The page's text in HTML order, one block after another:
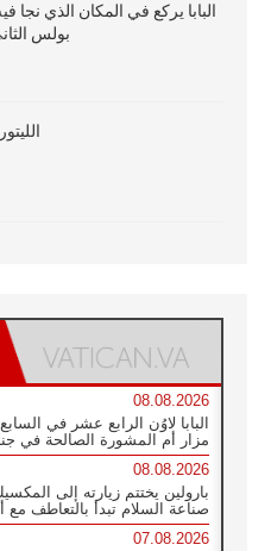
البابا يركع في المكان الذي نجا
بولس
08.08.2026
البابا لاوُن الرابع عشر في
مزار أم المشورة الصالحة في
08.08.2026
بارولين يختتم زيارته إلى
صناعة السلام تبدأ بالتعاطف مع
07.08.2026